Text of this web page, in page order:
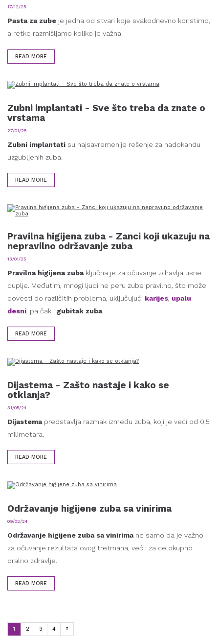
17/12/25
Pasta za zube je jedna od stvari koje svakodnevno koristimo,
a retko razmišljamo koliko je važna.
READ MORE
Zubni implantati - Sve što treba da znate o
vrstama
27/01/25
Zubni implantati su najsavremenije rešenje za nadokandu
uzgubljenih zuba.
READ MORE
Pravilna higijena zuba - Zanci koji ukazuju na
nepravilno održavanje zuba
13/01/25
Pravilna higijena zubaključna je za očuvanje zdravlja usne
duplje. Međutim, mnogi ljudi ne peru zube pravilno, što može
dovesti do različitih problema, uključujući karijes upalu
desni , pa čak i gubitak zuba.
READ MORE
Dijastema - Zašto nastaje i kako se
otklanja?
31/05/24
Dijastemapredstavlja razmak između zuba, koji je veći od 0,5
milimetara.
READ MORE
Održavanje higijene zuba sa vinirima
09/02/24
Održavanje higijene zuba sa vinirimane samo da je važno
za očuvanje rezultata ovog tretmana, već i za celokupno
oralno zdravlje.
READ MORE
1 2 3 4